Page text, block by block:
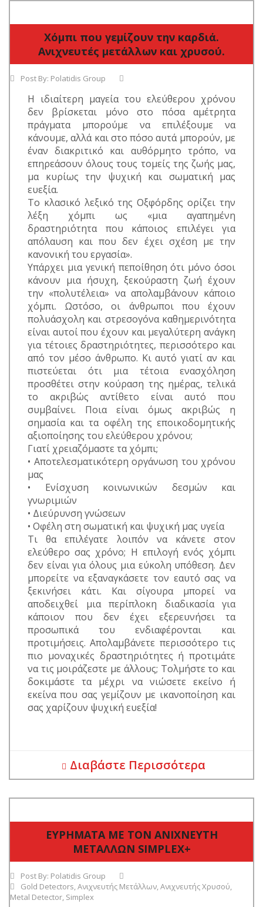
Χόμπι που γεμίζουν την καρδιά.
Ανιχνευτές μετάλλων και χρυσού.
Post By: Polatidis Group
Η ιδιαίτερη μαγεία του ελεύθερου χρόνου
δεν βρίσκεται μόνο στο πόσα αμέτρητα
πράγματα μπορούμε να επιλέξουμε να
κάνουμε, αλλά και στο πόσο αυτά μπορούν, με
έναν διακριτικό και αυθόρμητο τρόπο, να
επηρεάσουν όλους τους τομείς της ζωής μας,
μα κυρίως την ψυχική και σωματική μας
ευεξία.
Το κλασικό λεξικό της Οξφόρδης ορίζει την
λέξη χόμπι ως «μια αγαπημένη
δραστηριότητα που κάποιος επιλέγει για
απόλαυση και που δεν έχει σχέση με την
κανονική του εργασία».
Υπάρχει μια γενική πεποίθηση ότι μόνο όσοι
κάνουν μια ήσυχη, ξεκούραστη ζωή έχουν
την «πολυτέλεια» να απολαμβάνουν κάποιο
χόμπι. Ωστόσο, οι άνθρωποι που έχουν
πολυάσχολη και στρεσογόνα καθημερινότητα
είναι αυτοί που έχουν και μεγαλύτερη ανάγκη
για τέτοιες δραστηριότητες, περισσότερο και
από τον μέσο άνθρωπο. Κι αυτό γιατί αν και
πιστεύεται ότι μια τέτοια ενασχόληση
προσθέτει στην κούραση της ημέρας, τελικά
το ακριβώς αντίθετο είναι αυτό που
συμβαίνει. Ποια είναι όμως ακριβώς η
σημασία και τα οφέλη της εποικοδομητικής
αξιοποίησης του ελεύθερου χρόνου;
Γιατί χρειαζόμαστε τα χόμπι;
• Αποτελεσματικότερη οργάνωση του χρόνου
μας
• Ενίσχυση κοινωνικών δεσμών και
γνωριμιών
• Διεύρυνση γνώσεων
• Οφέλη στη σωματική και ψυχική μας υγεία
Τι θα επιλέγατε λοιπόν να κάνετε στον
ελεύθερο σας χρόνο; Η επιλογή ενός χόμπι
δεν είναι για όλους μια εύκολη υπόθεση. Δεν
μπορείτε να εξαναγκάσετε τον εαυτό σας να
ξεκινήσει κάτι. Και σίγουρα μπορεί να
αποδειχθεί μια περίπλοκη διαδικασία για
κάποιον που δεν έχει εξερευνήσει τα
προσωπικά του ενδιαφέρονται και
προτιμήσεις. Απολαμβάνετε περισσότερο τις
πιο μοναχικές δραστηριότητες ή προτιμάτε
να τις μοιράζεστε με άλλους; Τολμήστε το και
δοκιμάστε τα μέχρι να νιώσετε εκείνο ή
εκείνα που σας γεμίζουν με ικανοποίηση και
σας χαρίζουν ψυχική ευεξία!
Διαβάστε Περισσότερα
ΕΥΡΗΜΑΤΑ ΜΕ ΤΟΝ ΑΝΙΧΝΕΥΤΗ
ΜΕΤΑΛΛΩN SIMPLEX+
Post By: Polatidis Group
Gold Detectors,Ανιχνευτής Μετάλλων,Ανιχνευτής Χρυσού,
Metal Detector, Simplex